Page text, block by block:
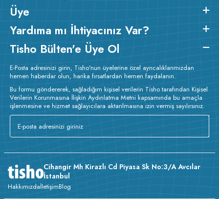
Üye
Yardıma mı İhtiyacınız Var?
Tisho Bülten'e Üye Ol
E-Posta adresinizi girin, Tisho'nun üyelerine özel ayrıcalıklarımızdan
hemen haberdar olun, harika fırsatlardan hemen faydalanın.
Bu formu göndererek, sağladığım kişisel verilerin Tisho tarafından Kişisel
Verilerin Korunmasına İlişkin Aydınlatma Metni kapsamında bu amaçla
işlenmesine ve hizmet sağlayıcılara aktarılmasına izin vermiş sayılırsınız.
Cihangir Mh Kirazlı Cd Piyasa Sk No:3/A Avcılar
İstanbul
HakkımızdaİletişimBlog